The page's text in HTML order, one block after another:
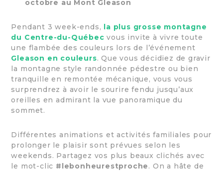
octobre au Mont Gleason
Pendant 3 week-ends, la plus grosse montagne
du Centre-du-Québec vous invite à vivre toute
une flambée des couleurs lors de l’événement
Gleason en couleurs. Que vous décidiez de gravir
la montagne style randonnée pédestre ou bien
tranquille en remontée mécanique, vous vous
surprendrez à avoir le sourire fendu jusqu’aux
oreilles en admirant la vue panoramique du
sommet.
Différentes animations et activités familiales pour
prolonger le plaisir sont prévues selon les
weekends. Partagez vos plus beaux clichés avec
le mot-clic #lebonheurestproche. On a hâte de